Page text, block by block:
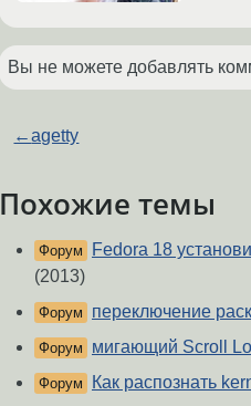
Вы не можете добавлять
←agetty
Похожие темы
Форум
Fedora 18
(2013)
Форум переключение
Форум мигающий Scroll
Форум Как распознать